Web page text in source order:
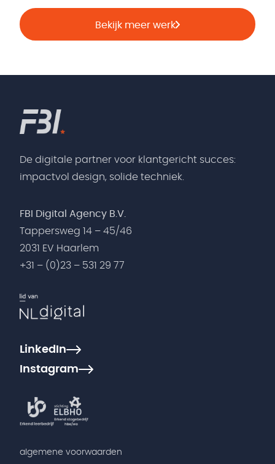
Bekijk meer werk
De digitale partner voor klantgericht succes:
impactvol design, solide techniek.
FBI Digital Agency B.V.
Tappersweg 14 – 45/46
2031 EV Haarlem
+31 – (0)23 – 531 29 77
LinkedIn
Instagram
algemene voorwaarden